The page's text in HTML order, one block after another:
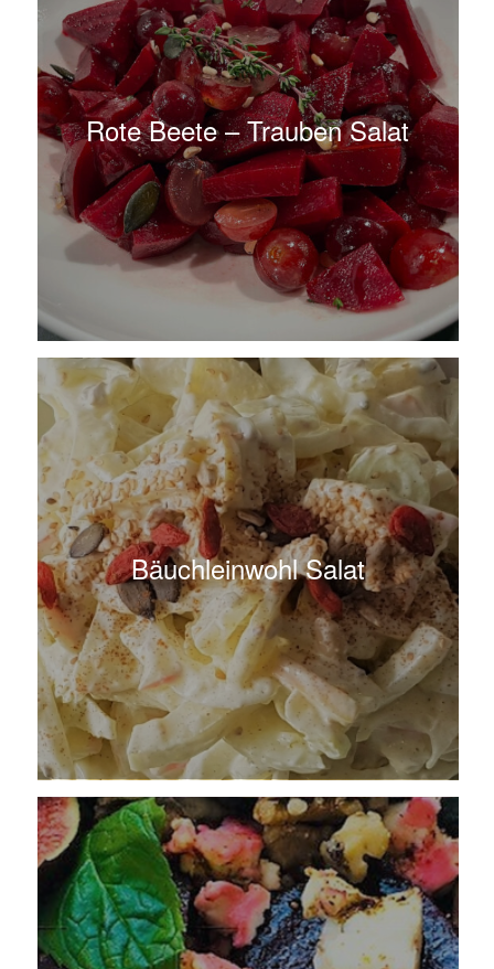
Rote Beete – Trauben Salat
Bäuchleinwohl Salat